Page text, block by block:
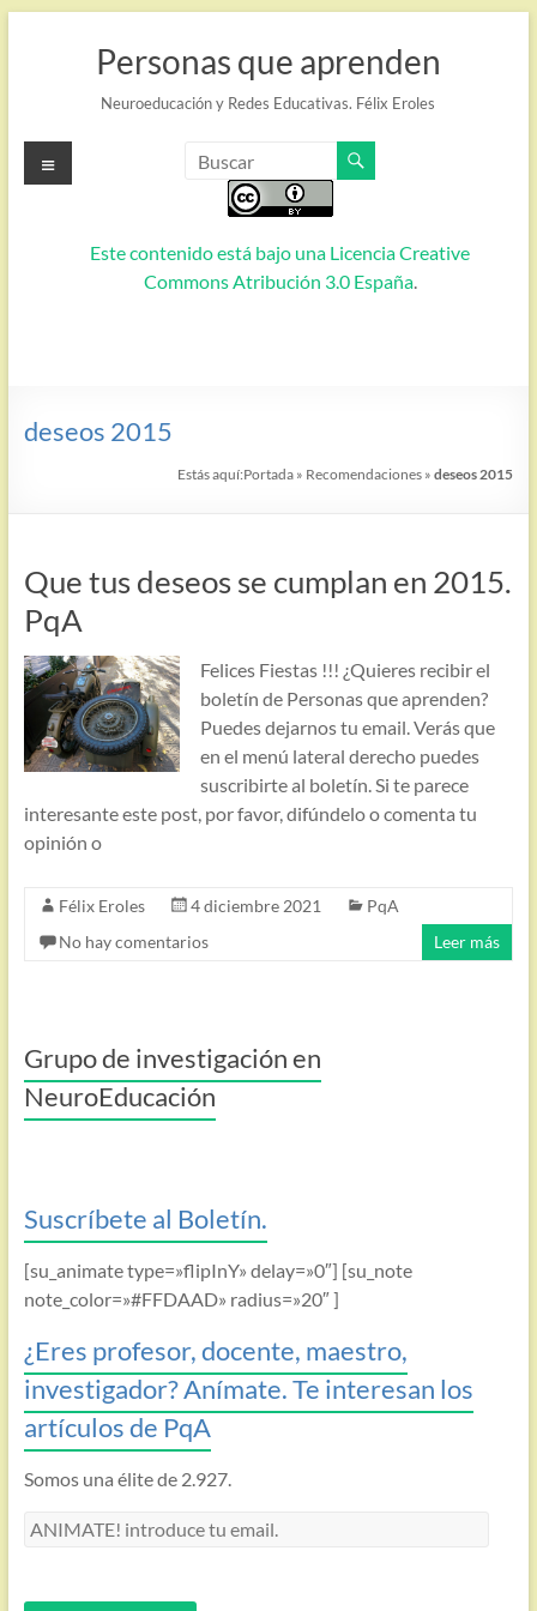
Personas que aprenden
Neuroeducación y Redes Educativas. Félix Eroles
Este contenido está bajo una Licencia Creative
Commons Atribución 3.0 España.
Menú
deseos 2015
Estás aquí:Portada » Recomendaciones »deseos 2015
Que tus deseos se cumplan en 2015.
PqA
Felices Fiestas !!! ¿Quieres recibir el
boletín de Personas que aprenden?
Puedes dejarnos tu email. Verás que
en el menú lateral derecho puedes
suscribirte al boletín. Si te parece
interesante este post, por favor, difúndelo o comenta tu
opinión o
Félix Eroles 4 diciembre 2021
PqA
No hay comentarios
Leer más
Grupo de investigación en
NeuroEducación
Suscríbete al Boletín.
[su_animate type=»flipInY» delay=»0″] [su_note
note_color=»#FFDAAD» radius=»20″ ]
¿Eres profesor, docente, maestro,
investigador? Anímate. Te interesan los
artículos de PqA
Somos una élite de 2.927.
ANIMATE!